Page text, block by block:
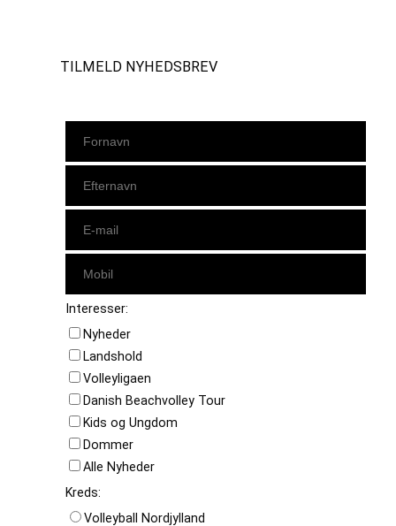
TILMELD NYHEDSBREV
Interesser:
Nyheder
Landshold
Volleyligaen
Danish Beachvolley Tour
Kids og Ungdom
Dommer
Alle Nyheder
Kreds:
Volleyball Nordjylland